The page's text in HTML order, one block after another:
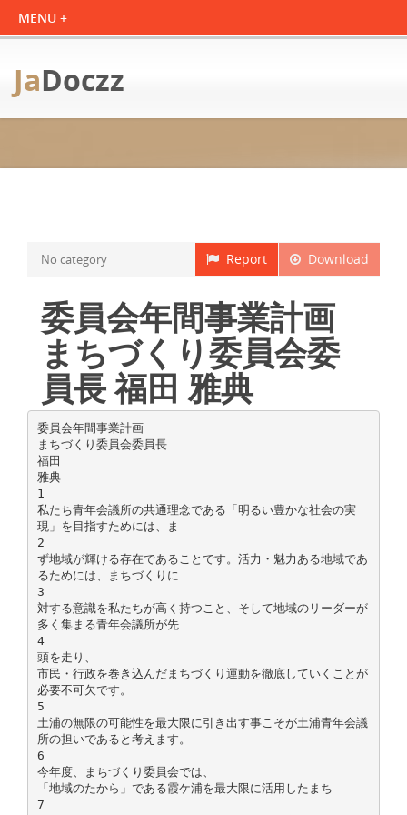
JaDoczz
Download
Report
No category
委員会年間事業計画
まちづくり委員会委
員長 福田 雅典
委員会年間事業計画
まちづくり委員会委員長
福田
雅典
1
私たち青年会議所の共通理念である「明るい豊かな社会の実
現」を目指すためには、ま
2
ず地域が輝ける存在であることです。活力・魅力ある地域であ
るためには、まちづくりに
3
対する意識を私たちが高く持つこと、そして地域のリーダーが
多く集まる青年会議所が先
4
頭を走り、
市民・行政を巻き込んだまちづくり運動を徹底していくことが
必要不可欠です。
5
土浦の無限の可能性を最大限に引き出す事こそが土浦青年会議
所の担いであると考えます。
6
今年度、まちづくり委員会では、
「地域のたから」である霞ケ浦を最大限に活用したまち
7